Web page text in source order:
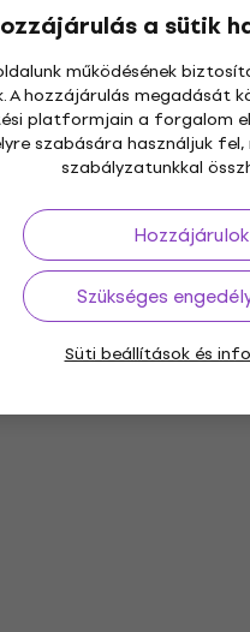
a sütik
működésének
A hozzájárulás megadását
platformjain a forgalom
szabására használjuk
szabályzatunkkal
Hozzájárulok
Szükséges
Süti beállítások és